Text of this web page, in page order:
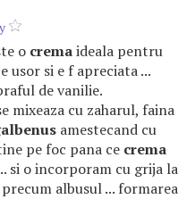
o cremaideala pentru
usor si e f apreciata ...
de vanilie.
mixeaza cu zaharul, faina
amestecand cu
pe foc pana ce crema
si o incorporam cu grija la
albusul ... formarea